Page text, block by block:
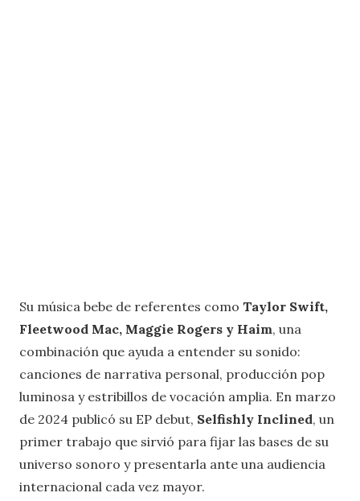
Su música bebe de referentes como Taylor Swift,
Fleetwood Mac, Maggie Rogers y Haim, una
combinación que ayuda a entender su sonido:
canciones de narrativa personal, producción pop
luminosa y estribillos de vocación amplia. En marzo
de 2024 publicó su EP debut, Selfishly Inclined, un
primer trabajo que sirvió para fijar las bases de su
universo sonoro y presentarla ante una audiencia
internacional cada vez mayor.